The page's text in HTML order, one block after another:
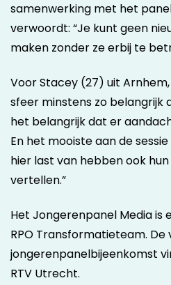
samenwerking met het
verwoordt: “Je kunt geen
maken zonder ze erbij te
Voor Stacey (27) uit
sfeer minstens zo belangrijk
het belangrijk dat er
En het mooiste aan de
hier last van hebben ook
vertellen.”
Het Jongerenpanel Media is
RPO Transformatieteam. De
jongerenpanelbijeenkomst
RTV Utrecht.